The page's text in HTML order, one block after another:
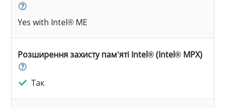
Yes with Intel® ME
Розширення захисту пам’яті Intel® (Intel® MPX)
Так